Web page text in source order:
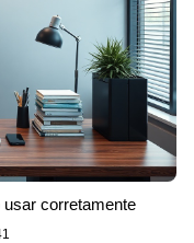
corretamente